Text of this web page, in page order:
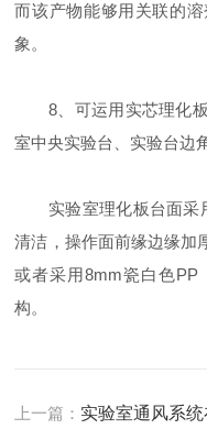
而该产物能够用关联的
象。
8、可运用实芯理化板
室中央实验台、实验台边
实验室理化板台面采
清洁，操作面前缘边缘加
或者采用8mm瓷白色PP
构。
上一篇： 实验室通风系